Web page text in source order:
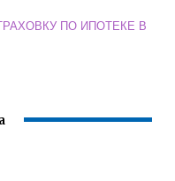
ПО ИПОТЕКЕ В